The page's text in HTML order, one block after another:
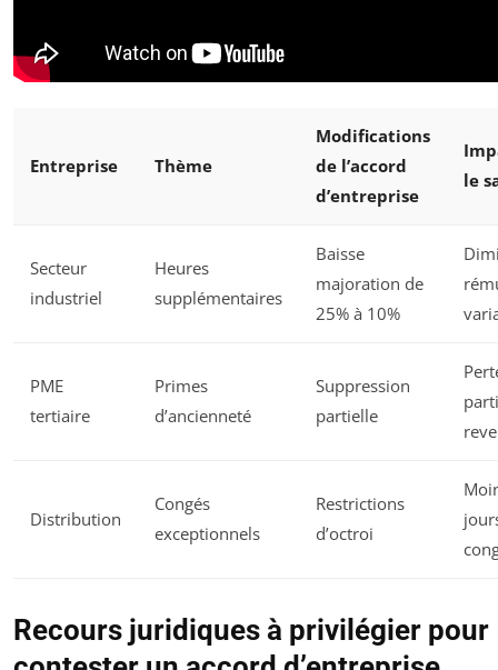
Entreprise Thème
Modifications
de l’accord
d’entreprise
le
Secteur
industriel
Heures
supplémentaires
Baisse
majoration de
25% à 10%
PME
tertiaire
Primes
d’ancienneté
Suppression
partielle
Distribution
Congés
exceptionnels
Restrictions
d’octroi
Recours juridiques à privilégier pour